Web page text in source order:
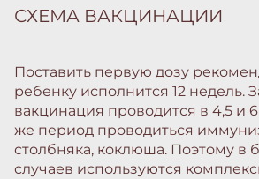
СХЕМА ВАКЦИНАЦИИ
Поставить первую дозу
ребенку исполнится 12 недель.
вакцинация проводится в 4,5 и
же период проводиться
столбняка, коклюша. Поэтому в
случаев используются